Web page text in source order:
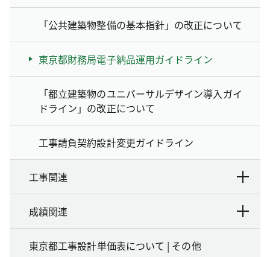
「公共建築物整備の基本指針」の改正について
東京都財務局電子納品運用ガイドライン
「都立建築物のユニバーサルデザイン導入ガイ
ドライン」の改正について
工事請負契約設計変更ガイドライン
工事関連
成績関連
東京都工事設計単価表について | その他